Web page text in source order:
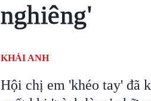
nghiêng'
KHẢI ANH
Hội chị em 'khéo tay' đã